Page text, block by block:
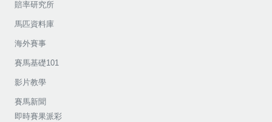
賠率研究所
馬匹資料庫
海外賽事
賽馬基礎101
影片教學
賽馬新聞
即時賽果派彩